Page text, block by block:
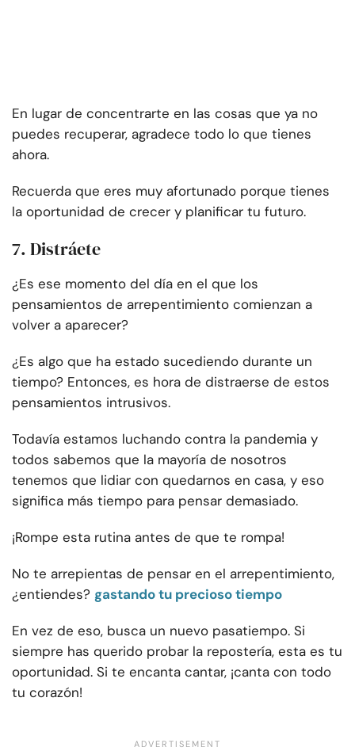
En lugar de concentrarte en las cosas que ya no
puedes recuperar, agradece todo lo que tienes
ahora.
Recuerda que eres muy afortunado porque tienes
la oportunidad de crecer y planificar tu futuro.
7. Distráete
¿Es ese momento del día en el que los
pensamientos de arrepentimiento comienzan a
volver a aparecer?
¿Es algo que ha estado sucediendo durante un
tiempo? Entonces, es hora de distraerse de estos
pensamientos intrusivos.
Todavía estamos luchando contra la pandemia y
todos sabemos que la mayoría de nosotros
tenemos que lidiar con quedarnos en casa, y eso
significa más tiempo para pensar demasiado.
¡Rompe esta rutina antes de que te rompa!
No te arrepientas de pensar en el arrepentimiento,
¿entiendes? gastando tu precioso tiempo
En vez de eso, busca un nuevo pasatiempo. Si
siempre has querido probar la repostería, esta es tu
oportunidad. Si te encanta cantar, ¡canta con todo
tu corazón!